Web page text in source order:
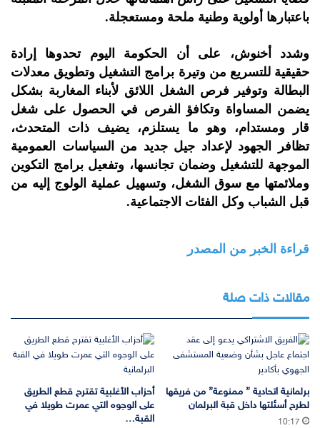
باعتبارها أولوية وطنية ملحة ومستعجلة.
وشدد أخنوش، على أن الحكومة اليوم تحدوها إرادة
حقيقية للتسريع من وتيرة برامج التشغيل وتطويق معدلات
البطالة وتوفير فرص الشغل اللائق لأبناء المغاربة بشكل
يضمن المساواة وتكافؤ الفرص في الحصول على شغل
قار ومستدام، وهو ما يستلزم، يضيف ذات المتحدث،
تظافر الجهود لإعداد جيل جديد من السياسات العمومية
الموجهة للتشغيل وضمان تجانسها، وتفعيل برامج التكوين
وملائمتها مع سوق الشغل، وتسهيل عملية الولوج إليه من
قبل الشباب وكل الفئات الاجتماعية.
قراءة الخبر من المصدر
مقالات ذات صلة
برلمانية اتحادية ” ممنوعة” من فريقها
لطرح أسئلتها داخل قبة البرلمان
10:17
أحزاب الأغلبية تقترح قطع الطريق
على الوجوه التي عمرت طويلا في
القبة…